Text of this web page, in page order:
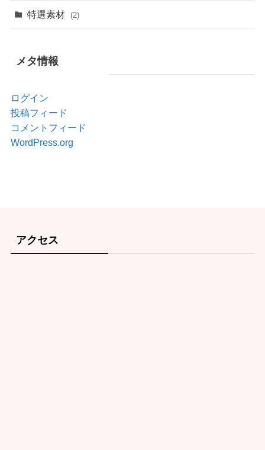
特選素材 (2)
メタ情報
ログイン
投稿フィード
コメントフィード
WordPress.org
アクセス